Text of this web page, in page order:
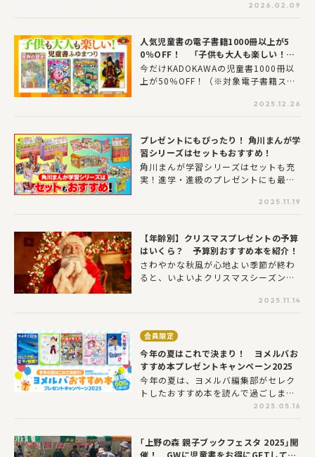
「のびーる国語」「のびーる社会」
「のびーる理科」を刊行しています。
どもが気に入って自発的に読んでい
る」など読者からも保護者からもご好
評をいただいています。
2026.02.09
人気児童書の電子書籍1000冊以上が5
0％OFF！ 「子供も大人も楽しい！
児童書ふゆまつり」開催
今だけKADOKAWAの児童書1000冊以
上が50％OFF！（※対象電子書籍スト
楽しく学べる学習まんがシリーズ、人
気の絵本など児童書がお得に手に入り
（金）～2026年1月8日（木）】
2025.12.26
プレゼントにもぴったり！ 角川まんが学
習シリーズはセットもおすすめ！
角川まんが学習シリーズはセットも充
実！進学・進級のプレゼントにも最適
大人気の『どっちが強い!?』『のびー
る』シリーズなど幅広いラインナップ
まった、ぴったりのセットを見つけて
くださいね！
2025.11.19
【年齢別】クリスマスプレゼントの予算
はいくら？ 予算別おすすめ本を紹介！
さわやかな秋風が心地よい季節が終わ
ると、いよいよクリスマスシーズンが
プレゼントの金額の予算はどれくらい
なんだろう？」「みんな、どんなプレ
ゼントをあげている？」「どんな理由
でプレゼントを選んでいるのかな？」
クリスマスプレゼントに関して、素朴
な疑問を持っている方も多いのではな
いでしょうか？そんな悩みに応えるべ
く、ヨメルバ会員のみなさんに、クリ
スマスプレゼントについてアンケート
でお聞きしました！金額は思っている
マスプレゼントを決める際の参考にし
2025.11.14
会員限定
今年の夏はこれで決まり！ ヨメルバお
すすめ本プレゼントキャンペーン2025
今年の夏は、ヨメルバ編集部がセレク
トしたおすすめ本を読んで過ごしませ
んか？アンケートに答えた方の中から
抽選で計40名様（8セット×各5名様）
朝読や読書感想文の本などにもご活用
2025.05.16
｢上野の森 親子ブックフェスタ 2025｣開
催！ GWに児童書をお得にGETして親